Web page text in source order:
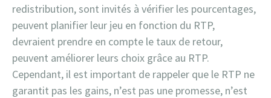
redistribution, sont invités à vérifier les pourcentages,
peuvent planifier leur jeu en fonction du RTP,
devraient prendre en compte le taux de retour,
peuvent améliorer leurs choix grâce au RTP.
Cependant, il est important de rappeler que le RTP ne
garantit pas les gains, n’est pas une promesse, n’est